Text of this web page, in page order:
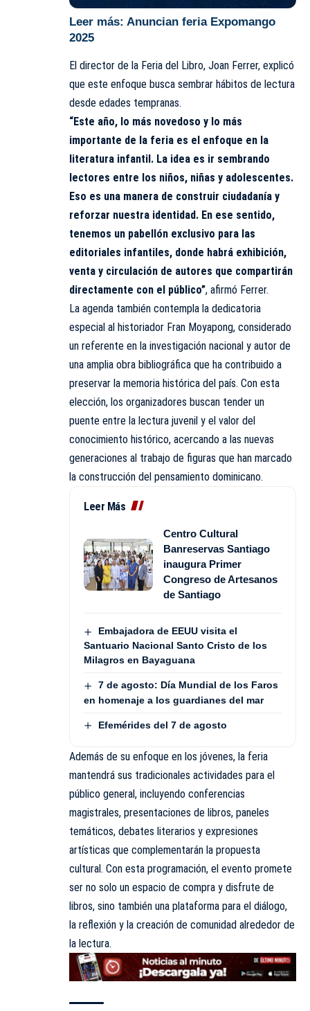
Leer más: Anuncian feria Expomango
2025
El director de la Feria del Libro, Joan Ferrer, explicó
que este enfoque busca sembrar hábitos de lectura
desde edades tempranas.
“Este año, lo más novedoso y lo más
importante de la feria es el enfoque en la
literatura infantil. La idea es ir sembrando
lectores entre los niños, niñas y adolescentes.
Eso es una manera de construir ciudadanía y
reforzar nuestra identidad. En ese sentido,
tenemos un pabellón exclusivo para las
editoriales infantiles, donde habrá exhibición,
venta y circulación de autores que compartirán
directamente con el público”, afirmó Ferrer.
La agenda también contempla la dedicatoria
especial al historiador Fran Moyapong, considerado
un referente en la investigación nacional y autor de
una amplia obra bibliográfica que ha contribuido a
preservar la memoria histórica del país. Con esta
elección, los organizadores buscan tender un
puente entre la lectura juvenil y el valor del
conocimiento histórico, acercando a las nuevas
generaciones al trabajo de figuras que han marcado
la construcción del pensamiento dominicano.
Leer Más
Centro Cultural
Banreservas Santiago
inaugura Primer
Congreso de Artesanos
de Santiago
Embajadora de EEUU visita el
Santuario Nacional Santo Cristo de los
Milagros en Bayaguana
7 de agosto: Día Mundial de los Faros
en homenaje a los guardianes del mar
Efemérides del 7 de agosto
Además de su enfoque en los jóvenes, la feria
mantendrá sus tradicionales actividades para el
público general, incluyendo conferencias
magistrales, presentaciones de libros, paneles
temáticos, debates literarios y expresiones
artísticas que complementarán la propuesta
cultural. Con esta programación, el evento promete
ser no solo un espacio de compra y disfrute de
libros, sino también una plataforma para el diálogo,
la reflexión y la creación de comunidad alrededor de
la lectura.